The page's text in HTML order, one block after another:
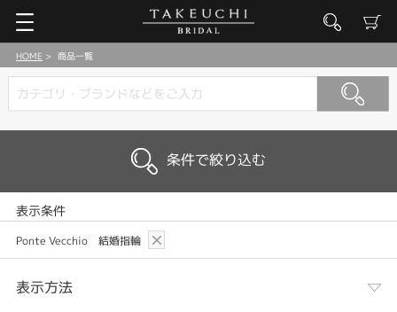
HOME 商品一覧
条件で絞り込む
表示条件
Ponte Vecchio 結婚指輪
表示方法